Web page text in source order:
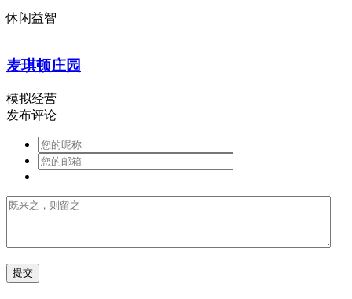
休闲益智
麦琪顿庄园
模拟经营
发布评论